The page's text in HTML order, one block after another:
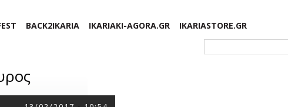
BACK2IKARIA IKARIAKI-AGORA.GR
IKARIASTORE.GR